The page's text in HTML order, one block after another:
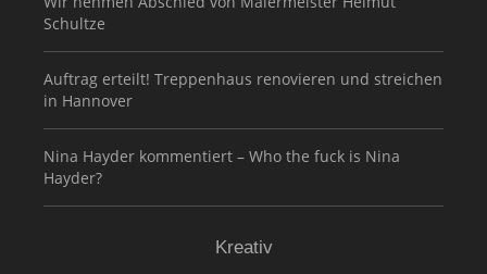
Schultze
Auftrag erteilt! Treppenhaus renovieren und streichen
in Hannover
Nina Hayder kommentiert – Who the fuck is Nina
Hayder?
Kreativ